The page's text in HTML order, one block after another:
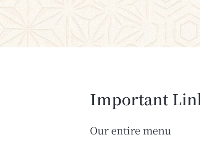
Important
Our entire menu